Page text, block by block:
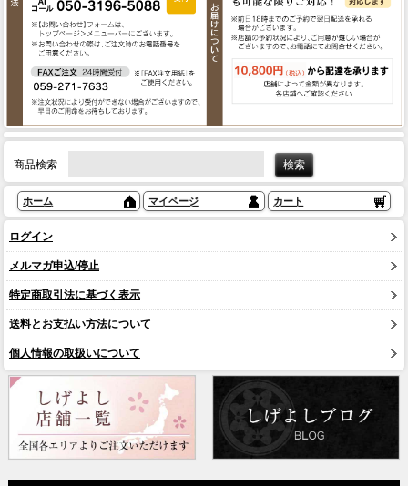
商品検索
ホーム マイページ カート
ログイン
メルマガ申込/停止
特定商取引法に基づく表示
送料とお支払い方法について
個人情報の取扱いについて